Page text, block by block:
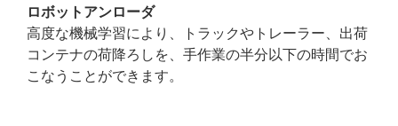
ロボットアンローダ
高度な機械学習により、トラックやトレーラー、出荷
コンテナの荷降ろしを、手作業の半分以下の時間でお
こなうことができます。